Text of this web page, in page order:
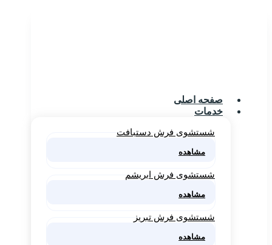
صفحه اصلی
خدمات
شستشوی فرش دستبافت
مشاهده
شستشوی فرش ابریشم
مشاهده
شستشوی فرش تبریز
مشاهده